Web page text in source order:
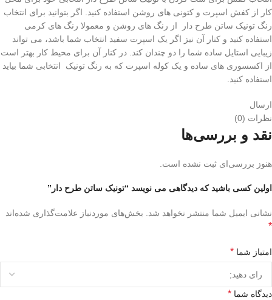
کار از کفش اسپرت و کتونی های روشن استفاده کنید. اگر بتوانید برای انتخاب
رنگ تونیک ساتن طرح دار از رنگ های روشن و معمولا رنگ های کرمی
استفاده کنید و کنار آن نیز اگر یک اسپرت سفید انتخاب شما باشد، می تواند
زیبایی استایل ساده شما را دو چندان کند. در کنار آن برای محیط کار بهتر است
از اکسسوری های ساده و یک کوله اسپرت که به رنگ تونیک انتخابی شما بیاید
استفاده کنید.
ارسال
نظرات (0)
نقد و بررسی‌ها
هنوز بررسی‌ای ثبت نشده است.
اولین کسی باشید که دیدگاهی می نویسد “تونیک ساتن طرح دار”
نشانی ایمیل شما منتشر نخواهد شد. بخش‌های موردنیاز علامت‌گذاری شده‌اند
*
امتیاز شما *
دیدگاه شما *